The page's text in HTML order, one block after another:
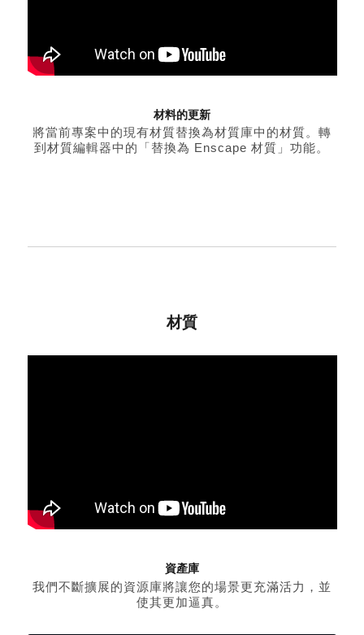
材料的更新
將當前專案中的現有材質替換為材質庫中的材質。轉
到材質編輯器中的「替換為 Enscape 材質」功能。
材質
資產庫
我們不斷擴展的資源庫將讓您的場景更充滿活力，並
使其更加逼真。